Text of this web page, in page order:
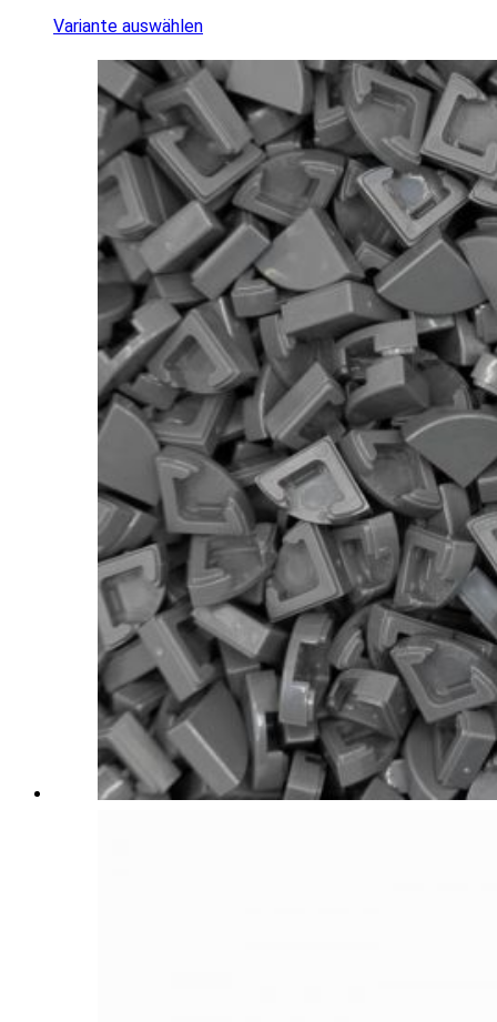
Variante auswählen